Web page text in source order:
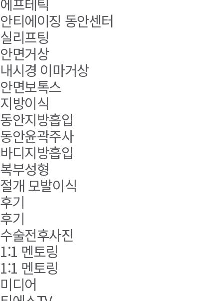
에프테틱
안티에이징 동안센터
실리프팅
안면거상
내시경 이마거상
안면보톡스
지방이식
동안지방흡입
동안윤곽주사
바디지방흡입
복부성형
절개 모발이식
후기
후기
수술전후사진
1:1 멘토링
1:1 멘토링
미디어